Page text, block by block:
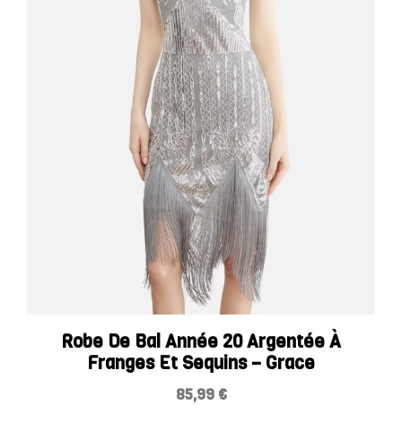
Robe De Bal Année 20 Argentée À
Franges Et Sequins – Grace
85,99 €